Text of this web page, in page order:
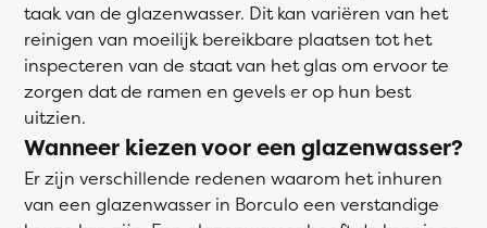
taak van de glazenwasser. Dit kan variëren van het
reinigen van moeilijk bereikbare plaatsen tot het
inspecteren van de staat van het glas om ervoor te
zorgen dat de ramen en gevels er op hun best
uitzien.
Wanneer kiezen voor een glazenwasser?
Er zijn verschillende redenen waarom het inhuren
van een glazenwasser in Borculo een verstandige